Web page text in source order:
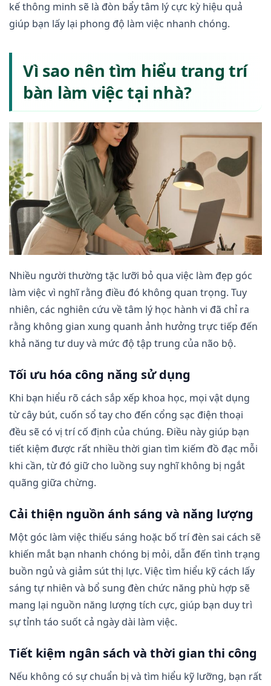
kế thông minh sẽ là đòn bẩy tâm lý cực kỳ hiệu quả
giúp bạn lấy lại phong độ làm việc nhanh chóng.
Vì sao nên tìm hiểu trang trí
bàn làm việc tại nhà?
Nhiều người thường tặc lưỡi bỏ qua việc làm đẹp góc
làm việc vì nghĩ rằng điều đó không quan trọng. Tuy
nhiên, các nghiên cứu về tâm lý học hành vi đã chỉ ra
rằng không gian xung quanh ảnh hưởng trực tiếp đến
khả năng tư duy và mức độ tập trung của não bộ.
Tối ưu hóa công năng sử dụng
Khi bạn hiểu rõ cách sắp xếp khoa học, mọi vật dụng
từ cây bút, cuốn sổ tay cho đến cổng sạc điện thoại
đều sẽ có vị trí cố định của chúng. Điều này giúp bạn
tiết kiệm được rất nhiều thời gian tìm kiếm đồ đạc mỗi
khi cần, từ đó giữ cho luồng suy nghĩ không bị ngắt
quãng giữa chừng.
Cải thiện nguồn ánh sáng và năng lượng
Một góc làm việc thiếu sáng hoặc bố trí đèn sai cách sẽ
khiến mắt bạn nhanh chóng bị mỏi, dẫn đến tình trạng
buồn ngủ và giảm sút thị lực. Việc tìm hiểu kỹ cách lấy
sáng tự nhiên và bổ sung đèn chức năng phù hợp sẽ
mang lại nguồn năng lượng tích cực, giúp bạn duy trì
sự tỉnh táo suốt cả ngày dài làm việc.
Tiết kiệm ngân sách và thời gian thi công
Nếu không có sự chuẩn bị và tìm hiểu kỹ lưỡng, bạn rất